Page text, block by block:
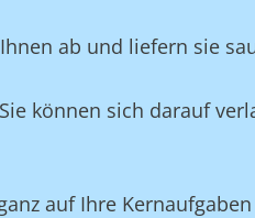
ab und liefern sie
können sich darauf
auf Ihre